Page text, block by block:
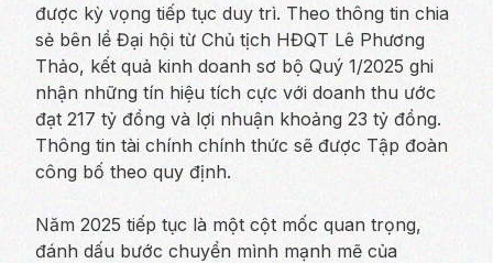
được kỳ vọng tiếp tục duy trì. Theo thông tin chia
sẻ bên lề Đại hội từ Chủ tịch HĐQT Lê Phương
Thảo, kết quả kinh doanh sơ bộ Quý 1/2025 ghi
nhận những tín hiệu tích cực với doanh thu ước
đạt 217 tỷ đồng và lợi nhuận khoảng 23 tỷ đồng.
Thông tin tài chính chính thức sẽ được Tập đoàn
công bố theo quy định.
Năm 2025 tiếp tục là một cột mốc quan trọng,
đánh dấu bước chuyển mình mạnh mẽ của